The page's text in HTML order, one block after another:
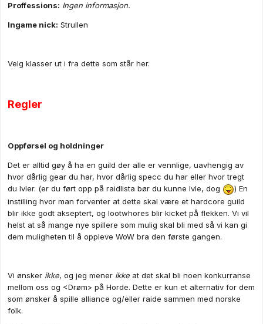
Proffessions: Ingen informasjon.
Ingame nick: Strullen
Velg klasser ut i fra dette som står her.
Regler
Oppførsel og holdninger
Det er alltid gøy å ha en guild der alle er vennlige, uavhengig av
hvor dårlig gear du har, hvor dårlig specc du har eller hvor tregt
du lvler. (er du ført opp på raidlista bør du kunne lvle, dog
) En
instilling hvor man forventer at dette skal være et hardcore guild
blir ikke godt akseptert, og lootwhores blir kicket på flekken. Vi vil
helst at så mange nye spillere som mulig skal bli med så vi kan gi
dem muligheten til å oppleve WoW bra den første gangen.
Vi ønsker ikke, og jeg mener ikke at det skal bli noen konkurranse
mellom oss og <Drøm> på Horde. Dette er kun et alternativ for dem
som ønsker å spille alliance og/eller raide sammen med norske
folk.